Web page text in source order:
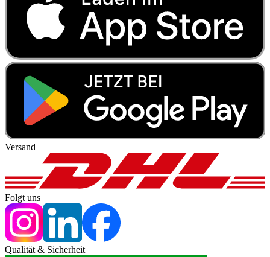
Versand
Folgt uns
Qualität & Sicherheit